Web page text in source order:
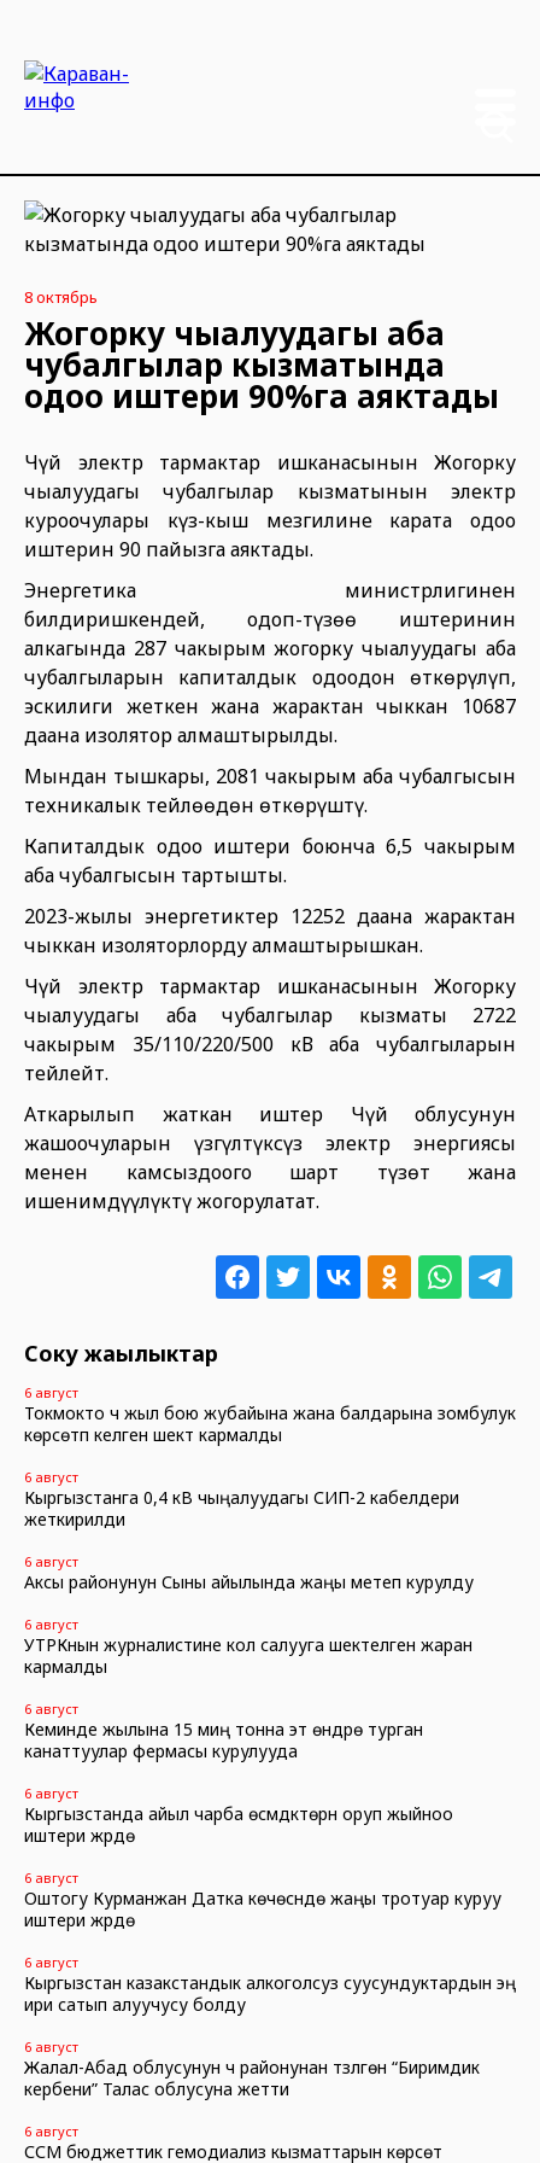
8 октябрь
Жогорку чыңалуудагы аба
чубалгылар кызматында
оңдоо иштери 90%га аяктады
Чүй электр тармактар ишканасынын Жогорку
чыңалуудагы чубалгылар кызматынын электр
куроочулары күз-кыш мезгилине карата оңдоо
иштерин 90 пайызга аяктады.
Энергетика министрлигинен
билдиришкендей, оңдоп-түзөө иштеринин
алкагында 287 чакырым жогорку чыңалуудагы аба
чубалгыларын капиталдык оңдоодон өткөрүлүп,
эскилиги жеткен жана жарактан чыккан 10687
даана изолятор алмаштырылды.
Мындан тышкары, 2081 чакырым аба чубалгысын
техникалык тейлөөдөн өткөрүштү.
Капиталдык оңдоо иштери боюнча 6,5 чакырым
аба чубалгысын тартышты.
2023-жылы энергетиктер 12252 даана жарактан
чыккан изоляторлорду алмаштырышкан.
Чүй электр тармактар ишканасынын Жогорку
чыңалуудагы аба чубалгылар кызматы 2722
чакырым 35/110/220/500 кВ аба чубалгыларын
тейлейт.
Аткарылып жаткан иштер Чүй облусунун
жашоочуларын үзгүлтүксүз электр энергиясы
менен камсыздоого шарт түзөт жана
ишенимдүүлүктү жогорулатат.
Соңку жаңылыктар
6 август
Токмокто үч жыл бою жубайына жана балдарына зомбулук
көрсөтүп келген шектүү кармалды
6 август
Кыргызстанга 0,4 кВ чыңалуудагы СИП-2 кабелдери
жеткирилди
6 август
Аксы районунун Сыны айылында жаңы метеп курулду
6 август
УТРКнын журналистине кол салууга шектелген жаран
кармалды
6 август
Кеминде жылына 15 миң тонна эт өндүрө турган
канаттуулар фермасы курулууда
6 август
Кыргызстанда айыл чарба өсүмдүктөрүн оруп жыйноо
иштери жүрүүдө
6 август
Оштогу Курманжан Датка көчөсүндө жаңы тротуар куруу
иштери жүрүүдө
6 август
Кыргызстан казакстандык алкоголсуз суусундуктардын эң
ири сатып алуучусу болду
6 август
Жалал-Абад облусунун үч районунан түзүлгөн “Биримдик
кербени” Талас облусуна жетти
6 август
ССМ бюджеттик гемодиализ кызматтарын көрсөтүү